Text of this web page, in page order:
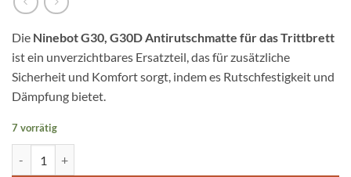
Die Ninebot G30, G30D Antirutschmatte für das Trittbrett
ist ein unverzichtbares Ersatzteil, das für zusätzliche
Sicherheit und Komfort sorgt, indem es Rutschfestigkeit und
Dämpfung bietet.
7 vorrätig